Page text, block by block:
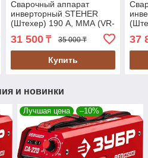
Сварочный аппарат
инверторный STEHER
(Штехер) 190 А, ММА (VR-
31 500₸ 35 000 ₸
Купить
37
и новинки
Лучшая цена –10%